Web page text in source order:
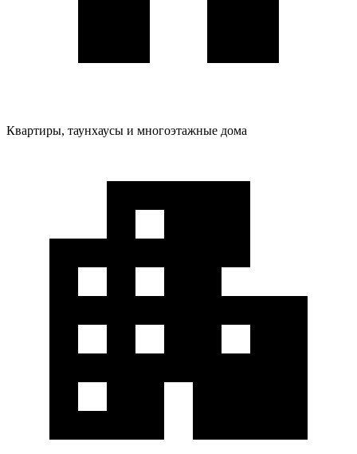
Квартиры, таунхаусы и многоэтажные дома